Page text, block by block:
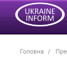
Головна